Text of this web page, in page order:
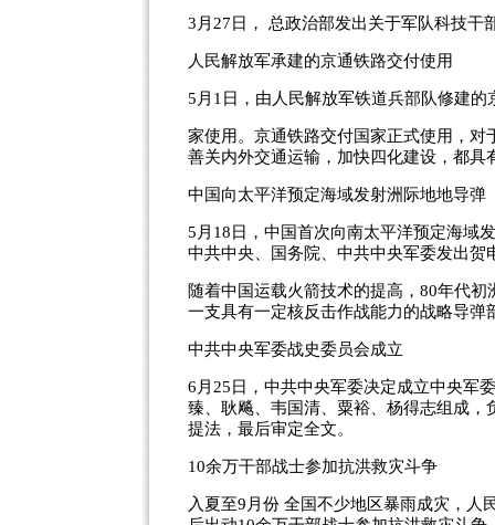
3月27日， 总政治部发出关于军队科技干
人民解放军承建的京通铁路交付使用
5月1日，由人民解放军铁道兵部队修建
家使用。京通铁路交付国家正式使用，
善关内外交通运输，加快四化建设，都具
中国向太平洋预定海域发射洲际地地导弹
5月18日，中国首次向南太平洋预定海域
中共中央、国务院、中共中央军委发出贺
随着中国运载火箭技术的提高，80年代
一支具有一定核反击作战能力的战略导弹
中共中央军委战史委员会成立
6月25日，中共中央军委决定成立中央军
臻、耿飚、韦国清、粟裕、杨得志组成
提法，最后审定全文。
10余万干部战士参加抗洪救灾斗争
入夏至9月份 全国不少地区暴雨成灾，人